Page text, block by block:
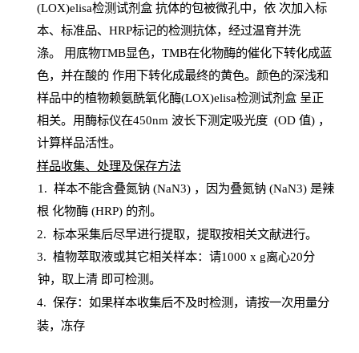
(LOX)elisa检测试剂盒抗体的包被微孔中，依 次加入标
本、标准品、 HRP标记的检测抗体，经过温育并洗
涤。 用底物TMB显色， TMB在化物酶的催化下转化成蓝
色，并在酸的 作用下转化成最终的黄色。颜色的深浅和
样品中的植物赖氨酰氧化酶(LOX)elisa检测试剂盒呈正
相关。用酶标仪在450nm 波长下测定吸光度 (OD 值) ，
计算样品活性。
样品收集、处理及保存方法
1 . 样本不能含叠氮钠(NaN3) ，因为叠氮钠 (NaN3) 是辣
根 化物酶(HRP) 的剂。
2. 标本采集后尽早进行提取，提取按相关文献进行。
3. 植物萃取液或其它相关样本：请1000 x g离心20分
钟，取上清 即可检测。
4. 保存：如果样本收集后不及时检测，请按一次用量分
装，冻存